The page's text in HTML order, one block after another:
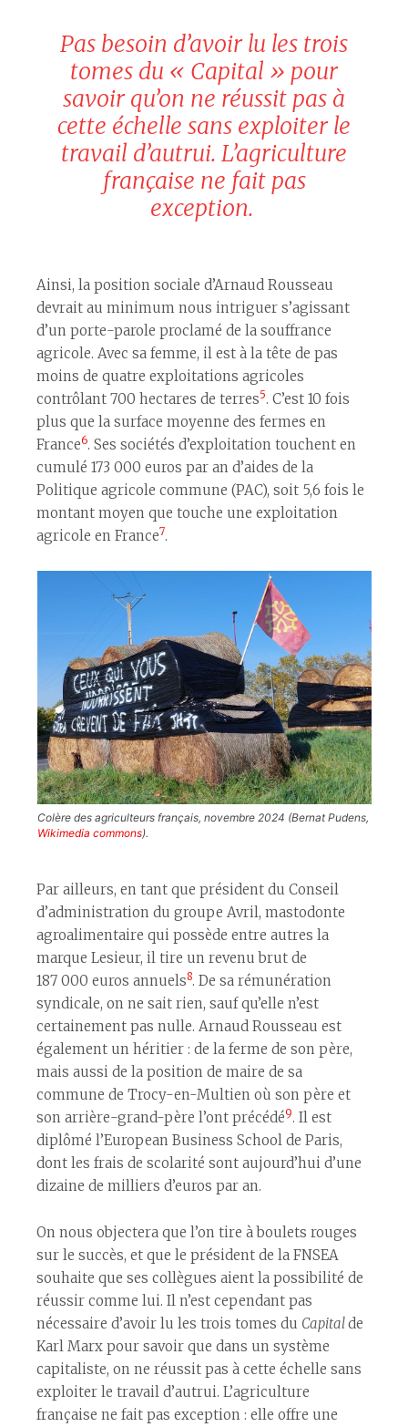
Pas besoin d’avoir lu les trois
tomes du « Capital » pour
savoir qu’on ne réussit pas à
cette échelle sans exploiter le
travail d’autrui. L’agriculture
française ne fait pas
exception.
Ainsi, la position sociale d’Arnaud Rousseau
devrait au minimum nous intriguer s’agissant
d’un porte-parole proclamé de la souffrance
agricole. Avec sa femme, il est à la tête de pas
moins de quatre exploitations agricoles
contrôlant 700 hectares de terres5. C’est 10 fois
plus que la surface moyenne des fermes en
France6. Ses sociétés d’exploitation touchent en
cumulé 173 000 euros par an d’aides de la
Politique agricole commune (PAC), soit 5,6 fois le
montant moyen que touche une exploitation
agricole en France7.
Colère des agriculteurs français, novembre 2024 (Bernat Pudens,
Wikimedia commons).
Par ailleurs, en tant que président du Conseil
d’administration du groupe Avril, mastodonte
agroalimentaire qui possède entre autres la
marque Lesieur, il tire un revenu brut de
187 000 euros annuels8. De sa rémunération
syndicale, on ne sait rien, sauf qu’elle n’est
certainement pas nulle. Arnaud Rousseau est
également un héritier : de la ferme de son père,
mais aussi de la position de maire de sa
commune de Trocy-en-Multien où son père et
son arrière-grand-père l’ont précédé9. Il est
diplômé l’European Business School de Paris,
dont les frais de scolarité sont aujourd’hui d’une
dizaine de milliers d’euros par an.
On nous objectera que l’on tire à boulets rouges
sur le succès, et que le président de la FNSEA
souhaite que ses collègues aient la possibilité de
réussir comme lui. Il n’est cependant pas
nécessaire d’avoir lu les trois tomes du Capitalde
Karl Marx pour savoir que dans un système
capitaliste, on ne réussit pas à cette échelle sans
exploiter le travail d’autrui. L’agriculture
française ne fait pas exception : elle offre une